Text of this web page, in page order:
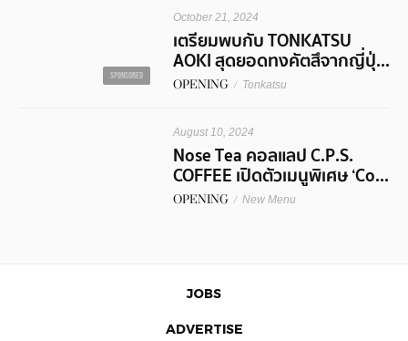
SPONSORED
October 21, 2024
เตรียมพบกับ TONKATSU
AOKI สุดยอดทงคัตสึจากญี่ปุ่...
OPENING / Tonkatsu
August 10, 2024
Nose Tea คอลแลป C.P.S.
COFFEE เปิดตัวเมนูพิเศษ ‘Co...
OPENING / New Menu
JOBS
ADVERTISE